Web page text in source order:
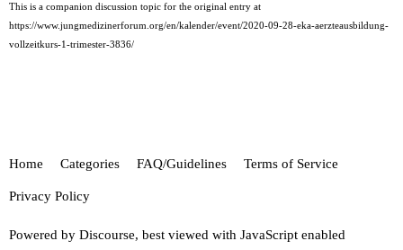
This is a companion discussion topic for the original entry at
https://www.jungmedizinerforum.org/en/kalender/event/2020-09-28-eka-aerzteausbildung-
vollzeitkurs-1-trimester-3836/
Home Categories FAQ/Guidelines Terms of Service
Privacy Policy
Powered by Discourse, best viewed with JavaScript enabled